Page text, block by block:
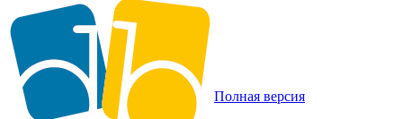
Полная версия